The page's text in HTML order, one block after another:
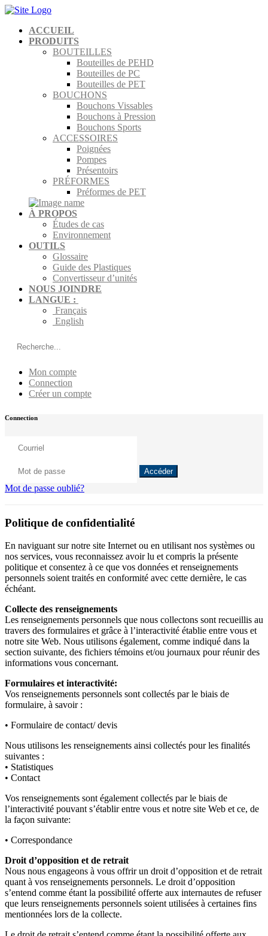
ACCUEIL
PRODUITS
BOUTEILLES
Bouteilles de PEHD
Bouteilles de PC
Bouteilles de PET
BOUCHONS
Bouchons Vissables
Bouchons à Pression
Bouchons Sports
ACCESSOIRES
Poignées
Pompes
Présentoirs
PRÉFORMES
Préformes de PET
À PROPOS
Études de cas
Environnement
OUTILS
Glossaire
Guide des Plastiques
Convertisseur d’unités
NOUS JOINDRE
LANGUE :
Français
English
Mon compte
Connection
Créer un compte
Connection
Accéder
Mot de passe oublié?
Politique de confidentialité
En naviguant sur notre site Internet ou en utilisant nos systèmes ou
nos services, vous reconnaissez avoir lu et compris la présente
politique et consentez à ce que vos données et renseignements
personnels soient traités en conformité avec cette dernière, le cas
échéant.
Collecte des renseignements
Les renseignements personnels que nous collectons sont recueillis au
travers des formulaires et grâce à l’interactivité établie entre vous et
notre site Web. Nous utilisons également, comme indiqué dans la
section suivante, des fichiers témoins et/ou journaux pour réunir des
informations vous concernant.
Formulaires et interactivité:
Vos renseignements personnels sont collectés par le biais de
formulaire, à savoir :
• Formulaire de contact/ devis
Nous utilisons les renseignements ainsi collectés pour les finalités
suivantes :
• Statistiques
• Contact
Vos renseignements sont également collectés par le biais de
l’interactivité pouvant s’établir entre vous et notre site Web et ce, de
la façon suivante:
• Correspondance
Droit d’opposition et de retrait
Nous nous engageons à vous offrir un droit d’opposition et de retrait
quant à vos renseignements personnels. Le droit d’opposition
s’entend comme étant la possibilité offerte aux internautes de refuser
que leurs renseignements personnels soient utilisées à certaines fins
mentionnées lors de la collecte.